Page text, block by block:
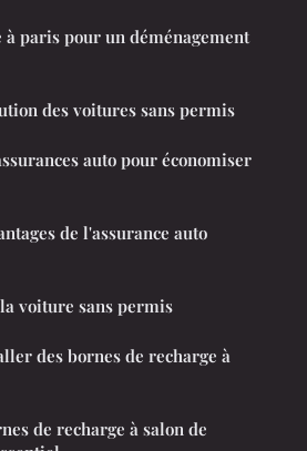
paris pour un déménagement
des voitures sans permis
auto pour économiser
de l'assurance auto
voiture sans permis
des bornes de recharge à
de recharge à salon de